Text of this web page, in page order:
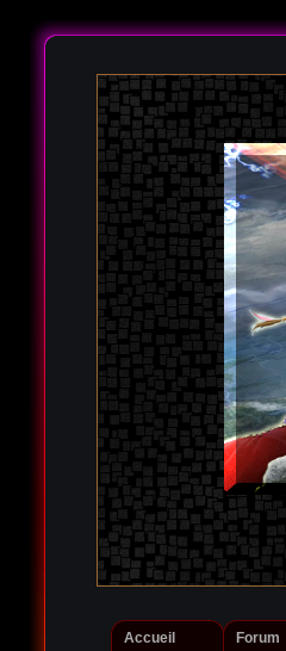
Accueil Forum